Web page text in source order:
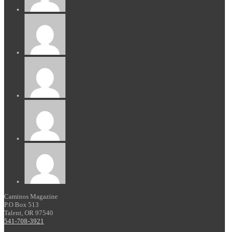
Caminos Magazine
P.O Box 513
Talent, OR 97540
541-708-3921